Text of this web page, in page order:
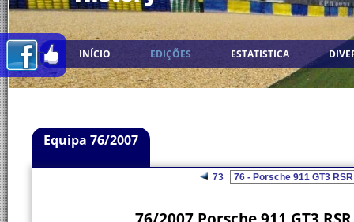
INÍCIO EDIÇÕES ESTATISTICA
Equipa 76/2007
73